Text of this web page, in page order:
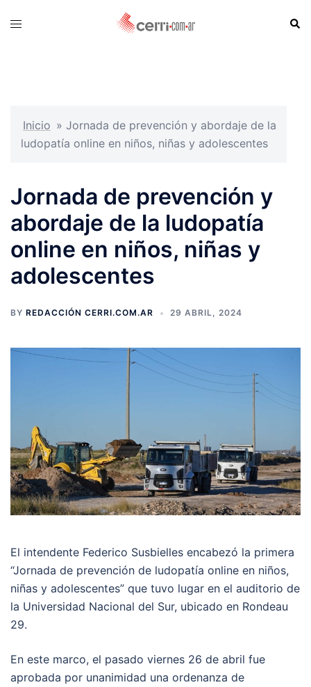
Toggle
Inicio » Jornada de prevención y abordaje de la
ludopatía online en niños, niñas y adolescentes
Jornada de prevención y
abordaje de la ludopatía
online en niños, niñas y
adolescentes
BY REDACCIÓN CERRI.COM.AR 29 ABRIL, 2024
El intendente Federico Susbielles encabezó la primera
“Jornada de prevención de ludopatía online en niños,
niñas y adolescentes” que tuvo lugar en el auditorio de
la Universidad Nacional del Sur, ubicado en Rondeau
29.
En este marco, el pasado viernes 26 de abril fue
aprobada por unanimidad una ordenanza de